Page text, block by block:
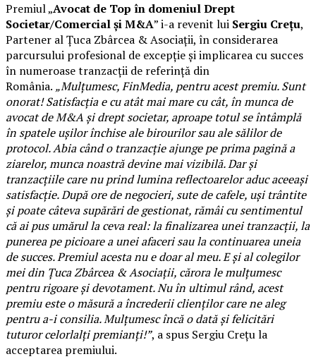
Premiul „Avocat de Top în domeniul Drept
Societar/Comercial și M&A” i-a revenit lui Sergiu Crețu,
Partener al Țuca Zbârcea & Asociații, în considerarea
parcursului profesional de excepție și implicarea cu succes
în numeroase tranzacții de referință din
România. „Mulțumesc, FinMedia, pentru acest premiu. Sunt
onorat! Satisfacția e cu atât mai mare cu cât, în munca de
avocat de M&A și drept societar, aproape totul se întâmplă
în spatele ușilor închise ale birourilor sau ale sălilor de
protocol. Abia când o tranzacție ajunge pe prima pagină a
ziarelor, munca noastră devine mai vizibilă. Dar și
tranzacțiile care nu prind lumina reflectoarelor aduc aceeași
satisfacție. După ore de negocieri, sute de cafele, uși trântite
și poate câteva supărări de gestionat, rămâi cu sentimentul
că ai pus umărul la ceva real: la finalizarea unei tranzacții, la
punerea pe picioare a unei afaceri sau la continuarea uneia
de succes. Premiul acesta nu e doar al meu. E și al colegilor
mei din Țuca Zbârcea & Asociații, cărora le mulțumesc
pentru rigoare și devotament. Nu în ultimul rând, acest
premiu este o măsură a încrederii clienților care ne aleg
pentru a-i consilia. Mulțumesc încă o dată și felicitări
tuturor celorlalți premianți!”, a spus Sergiu Crețu la
acceptarea premiului.